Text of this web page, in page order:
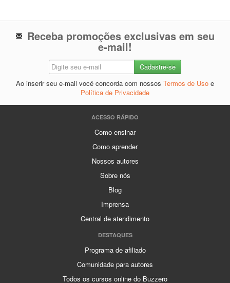
Receba promoções exclusivas em seu
e-mail!
Ao inserir seu e-mail você concorda com nossos Termos de Uso e
Política de Privacidade
ACESSO RÁPIDO
Como ensinar
Como aprender
Nossos autores
Sobre nós
Blog
Imprensa
Central de atendimento
DESTAQUES
Programa de afiliado
Comunidade para autores
Todos os cursos online do Buzzero